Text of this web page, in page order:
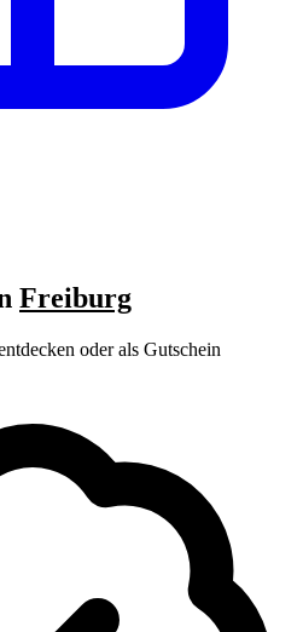
Freiburg
oder als Gutschein